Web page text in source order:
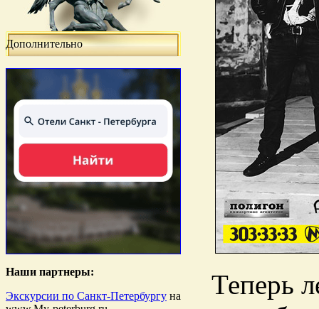
Дополнительно
Наши партнеры:
Экскурсии по Санкт-Петербургу на
Теперь